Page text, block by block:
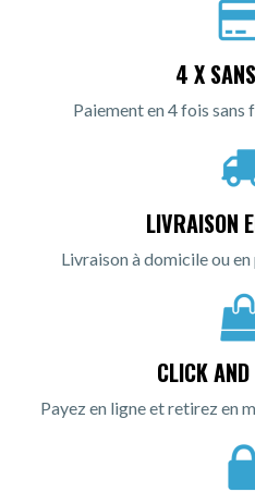
4 X
Paiement en 4 fois
LIVRAISON
Livraison à domicile ou
CLICK
Payez en ligne et retirez en